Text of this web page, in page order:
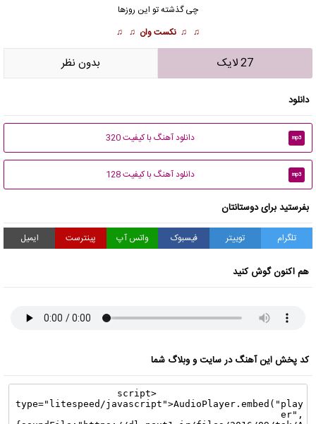
چی گذشته تو این روزها
♫ ♫ نکست وان ♫ ♫
27 لایک بدون نظر
دانلود
mp3 دانلود آهنگ با کیفیت 320
mp3 دانلود آهنگ با کیفیت 128
بفرستید برای دوستانتان
تلگرام توییتر فیسبوک واتس آپ پینترست ایمیل
هم اکنون گوش کنید
کد پخش این آهنگ در سایت و وبلاگ شما